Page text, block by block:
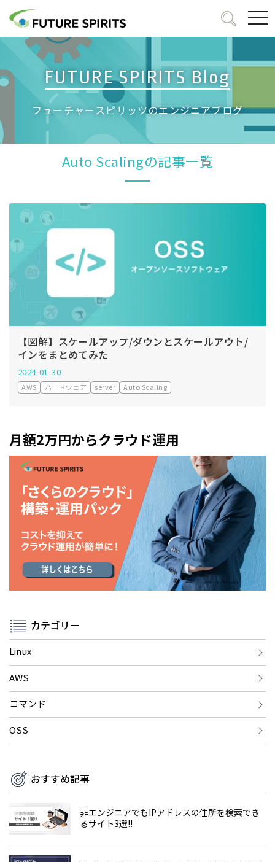
FUTURE SPIRITS Blog
フューチャースピリッツのエンジニアブログ
Auto Scalingの記事一覧
【図解】スケールアップ/ダウンとスケールアウト/
インをまとめてみた
2024-01-30
AWS ハードウェア server Auto Scaling
月額2万円からクラウド運用
カテゴリー
Linux
AWS
コマンド
OSS
おすすめ記事
非エンジニアでもIPアドレスの住所を検索でき
るサイト3選!!